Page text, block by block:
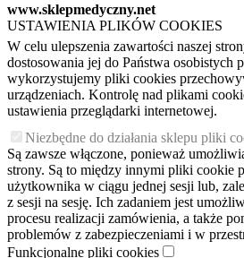
www.sklepmedyczny.net
USTAWIENIA PLIKÓW COOKIES
W celu ulepszenia zawartości naszej
dostosowania jej do Państwa osobistych
wykorzystujemy pliki cookies
urządzeniach. Kontrolę nad plikami
ustawienia przeglądarki internetowej.
Niezbędne do działania sklepu pliki
Są zawsze włączone, ponieważ
strony. Są to między innymi pliki cookie
użytkownika w ciągu jednej sesji lub,
z sesji na sesję. Ich zadaniem jest
procesu realizacji zamówienia, a także
problemów z zabezpieczeniami i w
Funkcjonalne pliki cookies